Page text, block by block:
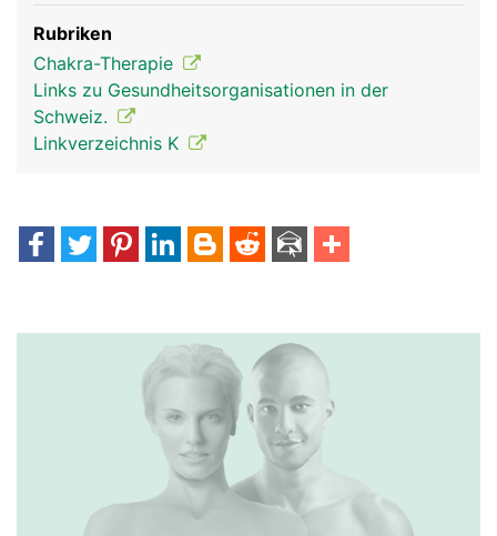
Rubriken
Chakra-Therapie
Links zu Gesundheitsorganisationen in der
Schweiz.
Linkverzeichnis K